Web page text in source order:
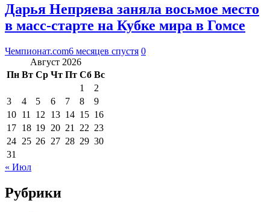
Дарья Непряева заняла восьмое место
в масс-старте на Кубке мира в Гомсе
Чемпионат.com6 месяцев спустя 0
Август 2026
Пн Вт Ср Чт Пт Сб Вс
1
2
3
4 5 6 7 8
9
10 11 12 13 14 15 16
17 18 19 20 21 22 23
24 25 26 27 28 29 30
31
« Июл
Рубрики